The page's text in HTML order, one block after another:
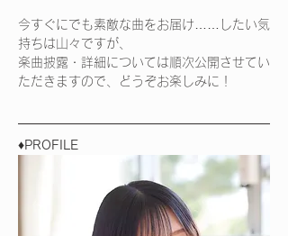
今すぐにでも素敵な曲をお届け……したい気
持ちは山々ですが、
楽曲披露・詳細については順次公開させてい
ただきますので、どうぞお楽しみに！
♦PROFILE